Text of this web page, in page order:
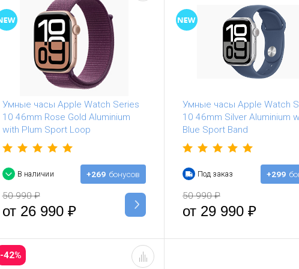
Умные часы Apple Watch Series
10 46mm Rose Gold Aluminium
with Plum Sport Loop
В наличии +269 бонусов
от26 990 ₽
50 990₽
Умные часы Apple Watch
10 46mm Silver Aluminium
Blue Sport Band
Под заказ +299
от29 990 ₽
50 990₽
-42%